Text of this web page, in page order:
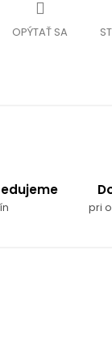
OPÝTAŤ SA
pri